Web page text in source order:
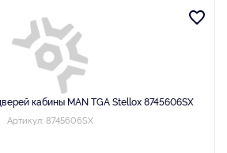
кабины MAN TGA Stellox 8745606SX
Артикул: 8745606SX